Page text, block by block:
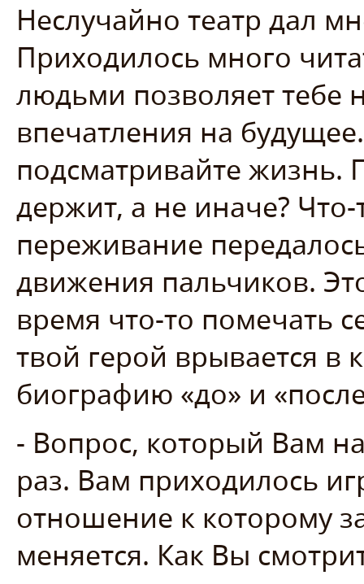
Неслучайно театр дал
Приходилось много
людьми позволяет тебе
впечатления на
подсматривайте жизнь.
держит, а не иначе?
переживание
движения пальчиков.
время что-то помечать
твой герой врывается в
биографию «до» и
- Вопрос, который Вам
раз. Вам приходилось
отношение к которому
меняется. Как Вы